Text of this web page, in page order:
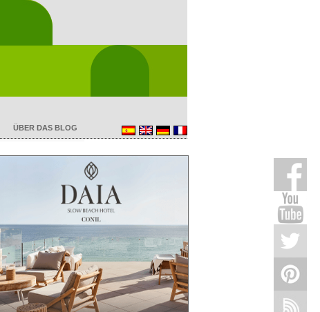
ÜBER DAS BLOG